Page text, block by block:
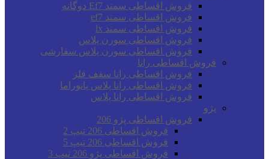
فروش اقساطی سمند Ef7 دوگانه
فروش اقساطی سمند ef7
فروش اقساطی سمند lx
فروش اقساطی سورن پلاس
فروش اقساطی سورن پلاس سفارشی
فروش اقساطی رانا
فروش اقساطی رانا سقف فلز
فروش اقساطی رانا پلاس پانوراما
فروش اقساطی رانا پلاس
پژو
فروش اقساطی پژو 206
فروش اقساطی 206 تیپ 2
فروش اقساطی 206 تیپ 5
فروش اقساطی پژو 206 تیپ 3